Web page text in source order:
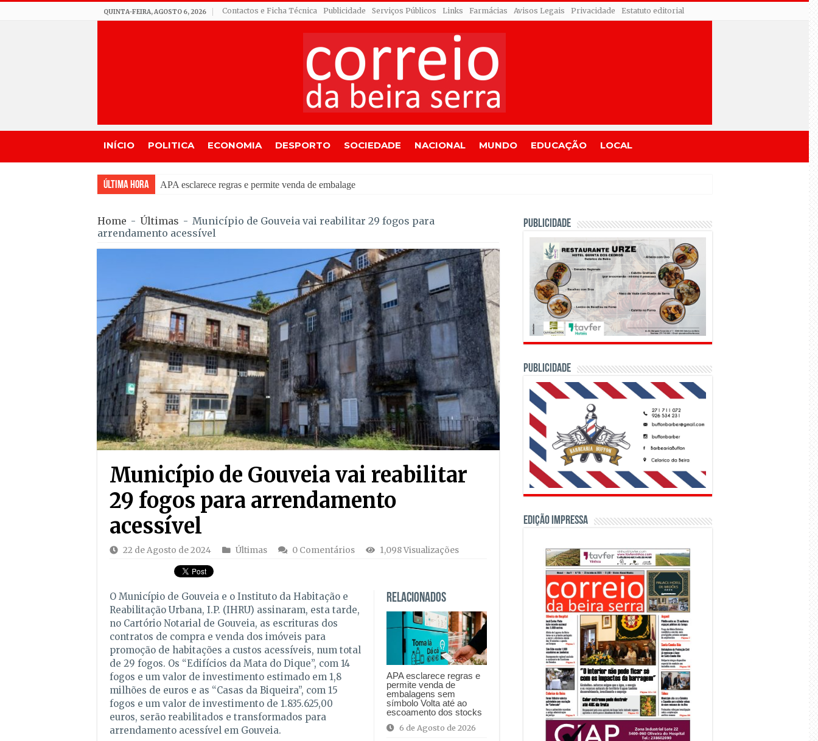
QUINTA-FEIRA, AGOSTO 6, 2026 Contactos e Ficha Técnica Publicidade Serviços Públicos Links Farmácias Avisos Legais Privacidade Estatuto editorial
INÍCIO POLITICA ECONOMIA DESPORTO SOCIEDADE NACIONAL MUNDO EDUCAÇÃO LOCAL
Última Hora APA esclarece regras e permite venda de embalagens sem símbolo Volta até ao escoamento
Home - Últimas - Município de Gouveia vai reabilitar 29 fogos para
arrendamento acessível
Município de Gouveia vai reabilitar
29 fogos para arrendamento
acessível
22 de Agosto de 2024 Últimas 0 Comentários 1,098 Visualizações
Relacionados
APA esclarece regras e
permite venda de
embalagens sem
símbolo Volta até ao
escoamento dos stocks
6 de Agosto de 2026
O Município de Gouveia e o Instituto da Habitação e
Reabilitação Urbana, I.P. (IHRU) assinaram, esta tarde,
no Cartório Notarial de Gouveia, as escrituras dos
contratos de compra e venda dos imóveis para
promoção de habitações a custos acessíveis, num total
de 29 fogos. Os “Edifícios da Mata do Dique”, com 14
fogos e um valor de investimento estimado em 1,8
milhões de euros e as “Casas da Biqueira”, com 15
fogos e um valor de investimento de 1.835.625,00
euros, serão reabilitados e transformados para
arrendamento acessível em Gouveia.
PUBLICIDADE
PUBLICIDADE
Edição Impressa